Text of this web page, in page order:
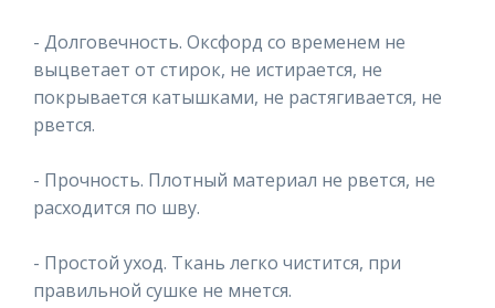
- Долговечность. Оксфорд со временем не
выцветает от стирок, не истирается, не
покрывается катышками, не растягивается, не
рвется.
- Прочность. Плотный материал не рвется, не
расходится по шву.
- Простой уход. Ткань легко чистится, при
правильной сушке не мнется.